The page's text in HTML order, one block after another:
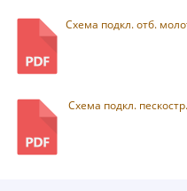
Схема подкл. отб.
Схема подкл.